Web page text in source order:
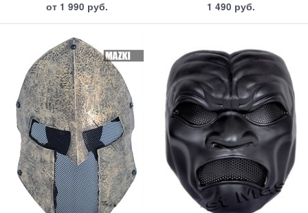
от 1 990 руб. 1 490 руб.